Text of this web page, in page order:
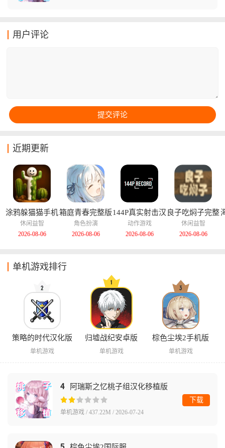
用户评论
近期更新
涂鸦躲猫猫手机
版
休闲益智
2026-08-06
箱庭青春完整版
角色扮演
2026-08-06
144P真实射击汉
化版
动作游戏
2026-08-06
良子吃焖子完整
版
休闲益智
2026-08-06
单机游戏排行
策略的时代汉化版
单机游戏
归墟战纪安卓版
单机游戏
棕色尘埃2手机版
单机游戏
4 阿瑞斯之忆桃子组汉化移植版
单机游戏 / 437.22M / 2026-07-24
下载